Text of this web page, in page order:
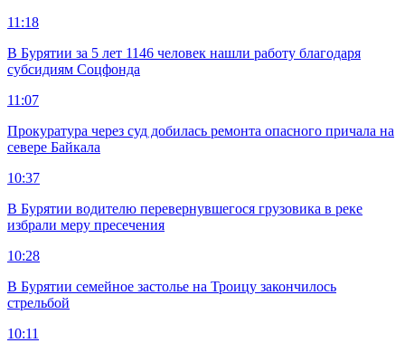
11:18
В Бурятии за 5 лет 1146 человек нашли работу благодаря
субсидиям Соцфонда
11:07
Прокуратура через суд добилась ремонта опасного причала на
севере Байкала
10:37
В Бурятии водителю перевернувшегося грузовика в реке
избрали меру пресечения
10:28
В Бурятии семейное застолье на Троицу закончилось
стрельбой
10:11